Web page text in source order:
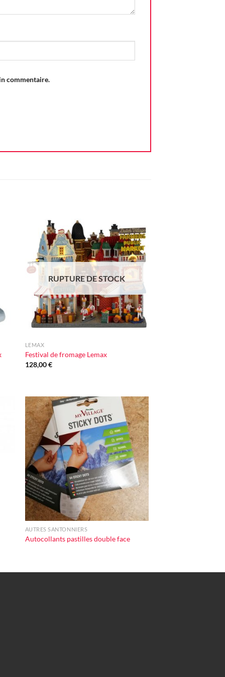
commentaire.
Ajouter
à la liste
d'envie
+
RUPTURE DE STOCK
LEMAX
Festival de fromage Lemax
128,00€
Ajouter
à la liste
d'envie
+
AUTRES SANTONNIERS
Autocollants pastilles double face